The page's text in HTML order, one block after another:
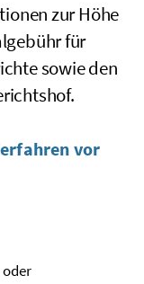
zur Höhe
für
sowie den
vor